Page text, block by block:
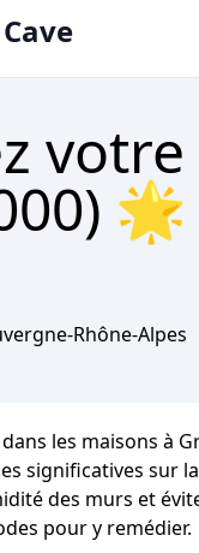
Rhône-Alpes
les maisons à
significatives sur
des murs et
pour y remédier.